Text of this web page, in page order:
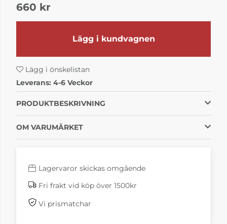
660 kr
Lägg i kundvagnen
Lägg i önskelistan
Leverans: 4-6 Veckor
PRODUKTBESKRIVNING
OM VARUMÄRKET
Lagervaror skickas omgående
Fri frakt vid köp över 1500kr
Vi prismatchar